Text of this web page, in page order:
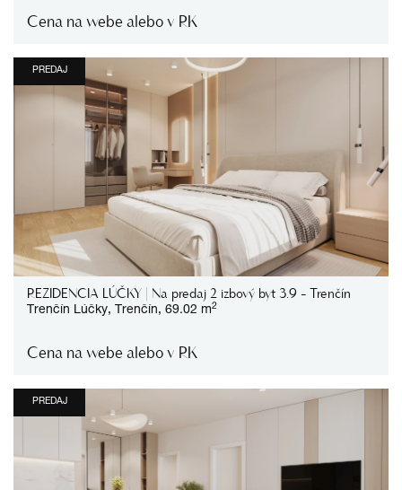
Cena na webe alebo v RK
PREDAJ
REZIDENCIA LÚČKY | Na predaj 2 izbový byt 3.9 - Trenčín
Trenčín Lúčky, Trenčín, 69.02 m2
Cena na webe alebo v RK
PREDAJ